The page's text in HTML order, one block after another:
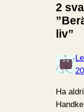
2
liv”
Ha